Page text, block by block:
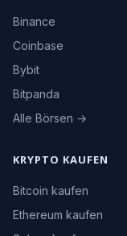
Binance
Coinbase
Bybit
Bitpanda
Alle Börsen →
KRYPTO KAUFEN
Bitcoin kaufen
Ethereum kaufen